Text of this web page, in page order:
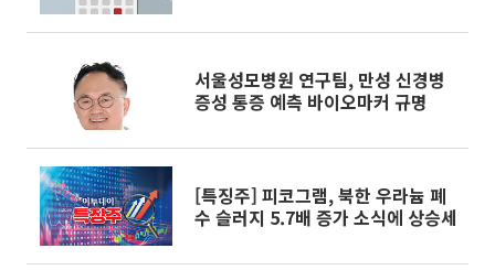
서울성모병원 연구팀, 만성 신경병
증성 통증 예측 바이오마커 규명
[특징주] 피코그램, 북한 우라늄 폐
수 슬러지 5.7배 증가 소식에 상승세